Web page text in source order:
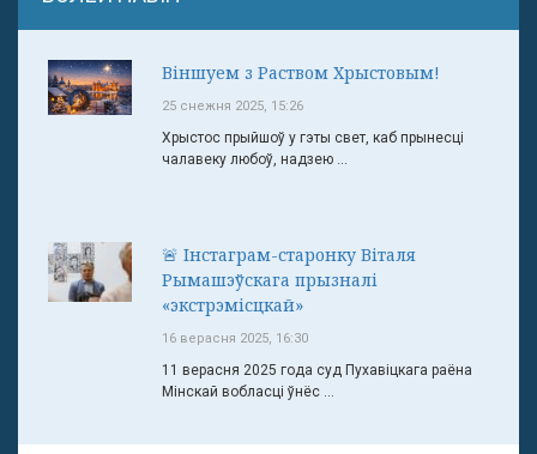
Віншуем з Раством Хрыстовым!
25 снежня 2025, 15:26
Хрыстос прыйшоў у гэты свет, каб прынесці
чалавеку любоў, надзею ...
🚨 Інстаграм-старонку Віталя
Рымашэўскага прызналі
«экстрэмісцкай»
16 верасня 2025, 16:30
11 верасня 2025 года суд Пухавіцкага раёна
Мінскай вобласці ўнёс ...